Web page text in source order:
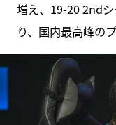
増え、19-20 2nd
り、国内最高峰の